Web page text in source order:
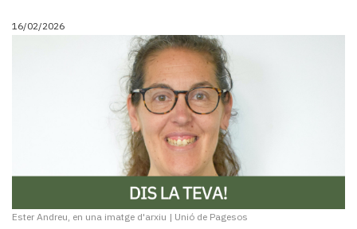
16/02/2026
Ester Andreu, en una imatge d'arxiu | Unió de Pagesos